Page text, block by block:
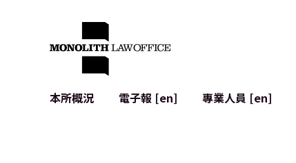
本所概況
電子報 [en] 專業人員 [en]